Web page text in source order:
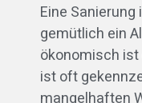
Eine
gemütlich ein
ökonomisch ist
ist oft
mangelhaften